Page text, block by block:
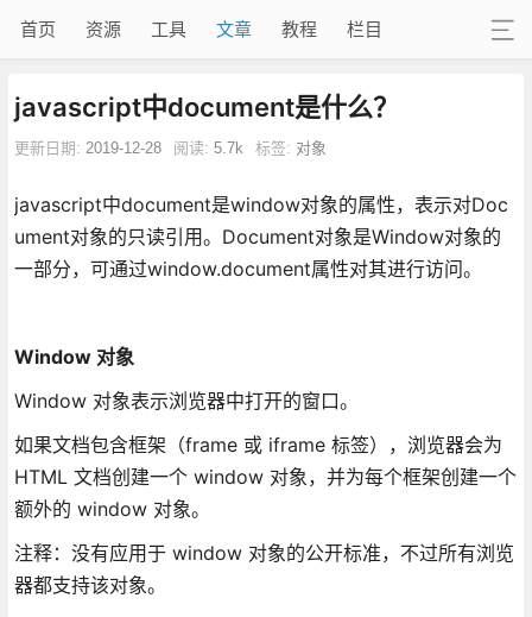
首页 资源 工具 文章 教程 栏目
javascript中document是什么？
更新日期: 2019-12-28 阅读: 5.7k 标签: 对象
javascript中document是window对象的属性，表示对Doc
ument对象的只读引用。Document对象是Window对象的
一部分，可通过window.document属性对其进行访问。
Window 对象
Window 对象表示浏览器中打开的窗口。
如果文档包含框架（frame 或 iframe 标签），浏览器会为
HTML 文档创建一个 window 对象，并为每个框架创建一个
额外的 window 对象。
注释：没有应用于 window 对象的公开标准，不过所有浏览
器都支持该对象。